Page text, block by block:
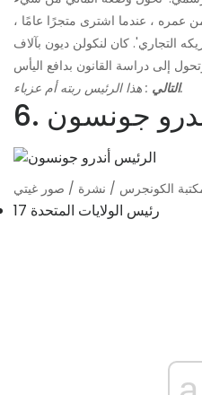
عمره ، عندما اشترى متجرًا عامًا ،
التجاري'. كان لنكولن ديون بآلاف
التالي: هذا الرئيس ربته أم عزباء.
أندرو جونسون
الكونجرس / نشرة / صور غيتي
17 رئيس الولايات المتحدة